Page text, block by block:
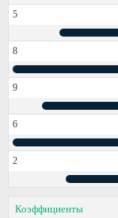
5
8
9
6
2
Коэффициенты